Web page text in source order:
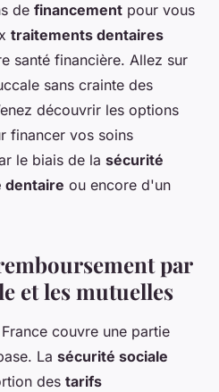
de financement pour vous
traitements dentaires
santé financière. Allez sur
sans crainte des
découvrir les options
financer vos soins
le biais de la sécurité
dentaire ou encore d'un
par
et les mutuelles
couvre une partie
La sécurité sociale
des tarifs